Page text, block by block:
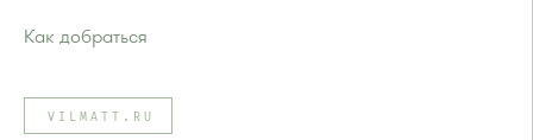
Как добраться
Автобусы № 1, 2, 7.
Маршрутка № 419м, 720м, 903
VILMATT.RU